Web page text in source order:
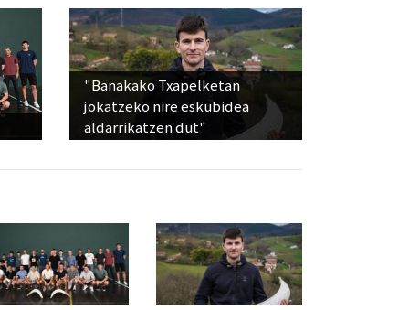
"Banakako Txapelketan
jokatzeko nire eskubidea
aldarrikatzen dut"